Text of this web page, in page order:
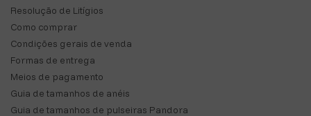
Resolução de Litígios
Como comprar
Condições gerais de venda
Formas de entrega
Meios de pagamento
Guia de tamanhos de anéis
Guia de tamanhos de pulseiras Pandora